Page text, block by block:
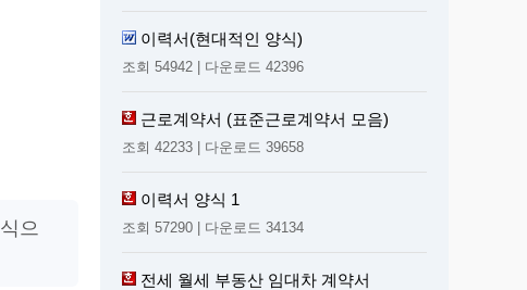
으
이력서(현대적인 양식)
조회 54942 | 다운로드 42396
근로계약서 (표준근로계약서 모음)
조회 42233 | 다운로드 39658
이력서 양식 1
조회 57290 | 다운로드 34134
전세 월세 부동산 임대차 계약서